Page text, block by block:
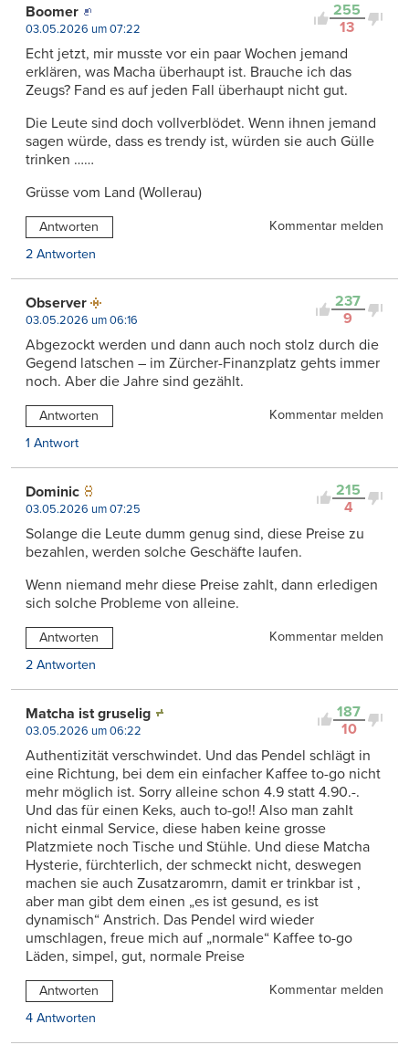
255
13
Boomer
03.05.2026 um 07:22
Echt jetzt, mir musste vor ein paar Wochen jemand
erklären, was Macha überhaupt ist. Brauche ich das
Zeugs? Fand es auf jeden Fall überhaupt nicht gut.
Die Leute sind doch vollverblödet. Wenn ihnen jemand
sagen würde, dass es trendy ist, würden sie auch Gülle
trinken ……
Grüsse vom Land (Wollerau)
Antworten
Kommentar melden
2 Antworten
237
9
Observer
03.05.2026 um 06:16
Abgezockt werden und dann auch noch stolz durch die
Gegend latschen – im Zürcher-Finanzplatz gehts immer
noch. Aber die Jahre sind gezählt.
Antworten
Kommentar melden
1 Antwort
215
4
Dominic
03.05.2026 um 07:25
Solange die Leute dumm genug sind, diese Preise zu
bezahlen, werden solche Geschäfte laufen.
Wenn niemand mehr diese Preise zahlt, dann erledigen
sich solche Probleme von alleine.
Antworten
Kommentar melden
2 Antworten
187
10
Matcha ist gruselig
03.05.2026 um 06:22
Authentizität verschwindet. Und das Pendel schlägt in
eine Richtung, bei dem ein einfacher Kaffee to-go nicht
mehr möglich ist. Sorry alleine schon 4.9 statt 4.90.-.
Und das für einen Keks, auch to-go!! Also man zahlt
nicht einmal Service, diese haben keine grosse
Platzmiete noch Tische und Stühle. Und diese Matcha
Hysterie, fürchterlich, der schmeckt nicht, deswegen
machen sie auch Zusatzaromrn, damit er trinkbar ist ,
aber man gibt dem einen „es ist gesund, es ist
dynamisch“ Anstrich. Das Pendel wird wieder
umschlagen, freue mich auf „normale“ Kaffee to-go
Läden, simpel, gut, normale Preise
Antworten
Kommentar melden
4 Antworten